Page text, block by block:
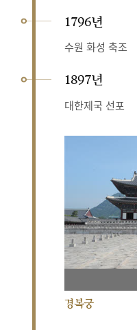
1796년
수원 화성 축조
1897년
대한제국 선포
경복궁